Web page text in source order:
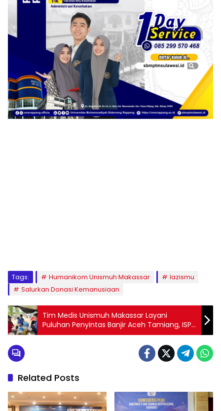
Tags: Humanikom Unismuh Makassar
lazismu
Salurkan Donasi Kemanusiaan
Tim Medis Unismuh Makassar Layani
Puluhan Penyintas Banjir Aceh Tamiang, ISPA
Dominan
Related Posts